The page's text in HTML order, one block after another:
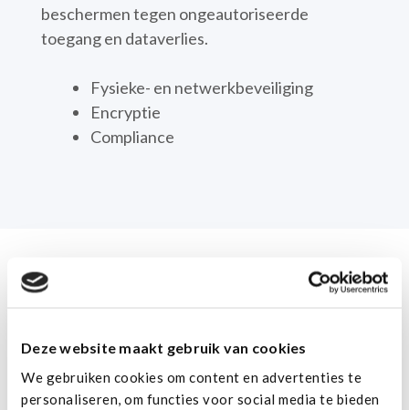
Deze website maakt gebruik van cookies
We gebruiken cookies om content en advertenties te
personaliseren, om functies voor social media te bieden
beschermen tegen ongeautoriseerde
toegang en dataverlies.
Fysieke- en netwerkbeveiliging
Encryptie
Compliance
Wat maakt Cloudbear
uniek?